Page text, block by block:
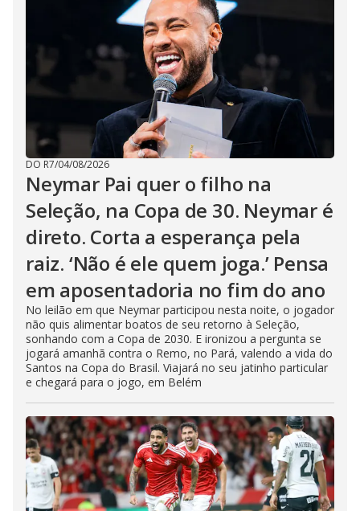
DO R7/04/08/2026
Neymar Pai quer o filho na
Seleção, na Copa de 30. Neymar é
direto. Corta a esperança pela
raiz. ‘Não é ele quem joga.’ Pensa
em aposentadoria no fim do ano
No leilão em que Neymar participou nesta noite, o jogador
não quis alimentar boatos de seu retorno à Seleção,
sonhando com a Copa de 2030. E ironizou a pergunta se
jogará amanhã contra o Remo, no Pará, valendo a vida do
Santos na Copa do Brasil. Viajará no seu jatinho particular
e chegará para o jogo, em Belém